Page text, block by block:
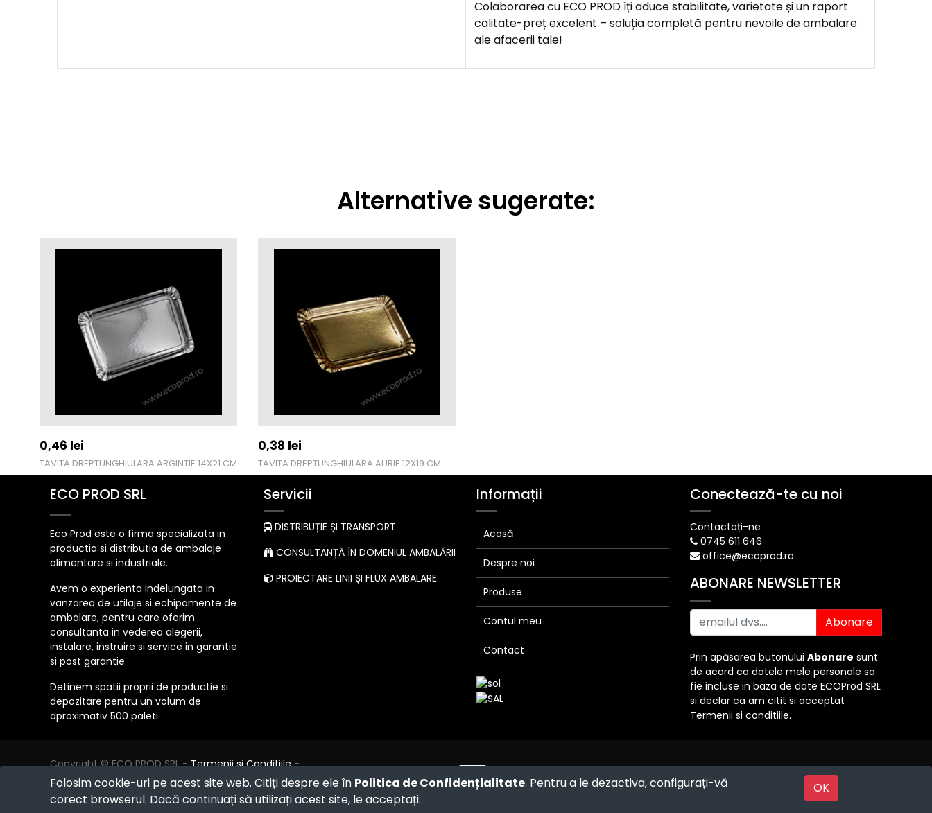
Colaborarea cu ECO PROD îți aduce stabilitate, varietate și un raport
calitate-preț excelent – soluția completă pentru nevoile de ambalare
ale afacerii tale!
Alternative sugerate:
0,46 lei
TAVITA DREPTUNGHIULARA ARGINTIE 14X21 CM
0,38 lei
TAVITA DREPTUNGHIULARA AURIE 12X19 CM
Folosim cookie-uri pe acest site web. Citiți despre ele în Politica de Confidențialitate. Pentru a le dezactiva, configurați-vă
corect browserul. Dacă continuați să utilizați acest site, le acceptați.
OK
ECO PROD SRL
Eco Prod este o firma specializata in
productia si distributia de ambalaje
alimentare si industriale.
Avem o experienta indelungata in
vanzarea de utilaje si echipamente de
ambalare, pentru care oferim
consultanta in vederea alegerii,
instalare, instruire si service in garantie
si post garantie.
Detinem spatii proprii de productie si
depozitare pentru un volum de
aproximativ 500 paleti.
Servicii
DISTRIBUȚIE ȘI TRANSPORT
CONSULTANȚĂ ÎN DOMENIUL AMBALĂRII
PROIECTARE LINII ȘI FLUX AMBALARE
Informații
Acasă
Despre noi
Produse
Contul meu
Contact
Conectează-te cu noi
Contactați-ne
0745 611 646
office@ecoprod.ro
ABONARE NEWSLETTER
Abonare
Prin apăsarea butonului Abonare sunt
de acord ca datele mele personale sa
fie incluse in baza de date ECOProd SRL
si declar ca am citit si acceptat
Termenii si conditiile.
Copyright © ECO PROD SRL -Termenii si Conditiile -
Politica de Confidențialitate -Consultanță juridică -
Politica de retur
Cum cumpăr?
eCommerce
Powered by